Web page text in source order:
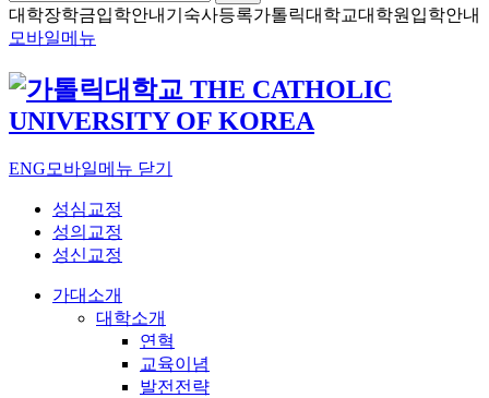
대학장학금입학안내 기숙사등록가톨릭대학교대학원입학안내
모바일메뉴
ENG 모바일메뉴 닫기
성심교정
성의교정
성신교정
가대소개
대학소개
연혁
교육이념
발전전략